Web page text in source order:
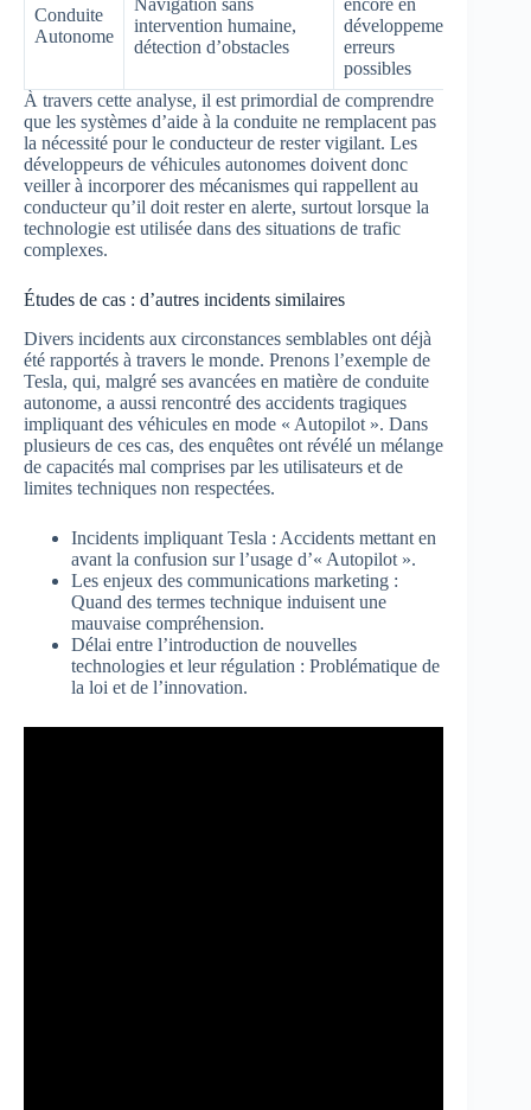
Conduite
Autonome
Navigation sans
intervention humaine,
détection d’obstacles
encore en
développement,
erreurs
possibles
À travers cette analyse, il est primordial de comprendre
que les systèmes d’aide à la conduite ne remplacent pas
la nécessité pour le conducteur de rester vigilant. Les
développeurs de véhicules autonomes doivent donc
veiller à incorporer des mécanismes qui rappellent au
conducteur qu’il doit rester en alerte, surtout lorsque la
technologie est utilisée dans des situations de trafic
complexes.
Études de cas : d’autres incidents similaires
Divers incidents aux circonstances semblables ont déjà
été rapportés à travers le monde. Prenons l’exemple de
Tesla, qui, malgré ses avancées en matière de conduite
autonome, a aussi rencontré des accidents tragiques
impliquant des véhicules en mode « Autopilot ». Dans
plusieurs de ces cas, des enquêtes ont révélé un mélange
de capacités mal comprises par les utilisateurs et de
limites techniques non respectées.
Incidents impliquant Tesla : Accidents mettant en
avant la confusion sur l’usage d’« Autopilot ».
Les enjeux des communications marketing :
Quand des termes technique induisent une
mauvaise compréhension.
Délai entre l’introduction de nouvelles
technologies et leur régulation : Problématique de
la loi et de l’innovation.